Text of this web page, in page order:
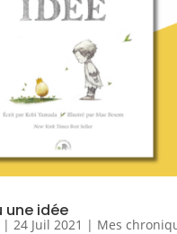
une idée
24 Juil 2021 | Mes